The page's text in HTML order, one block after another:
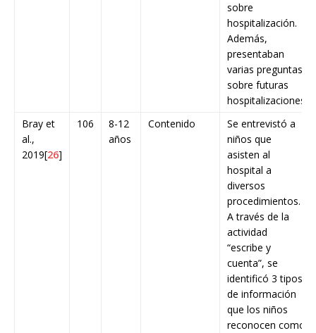
sobre
hospitalización.
Además,
presentaban
varias preguntas
sobre futuras
hospitalizaciones
Bray et
al.,
2019[26]
106
8-12
años
Contenido
Se entrevistó a
niños que
asisten al
hospital a
diversos
procedimientos.
A través de la
actividad
“escribe y
cuenta”, se
identificó 3 tipos
de información
que los niños
reconocen como